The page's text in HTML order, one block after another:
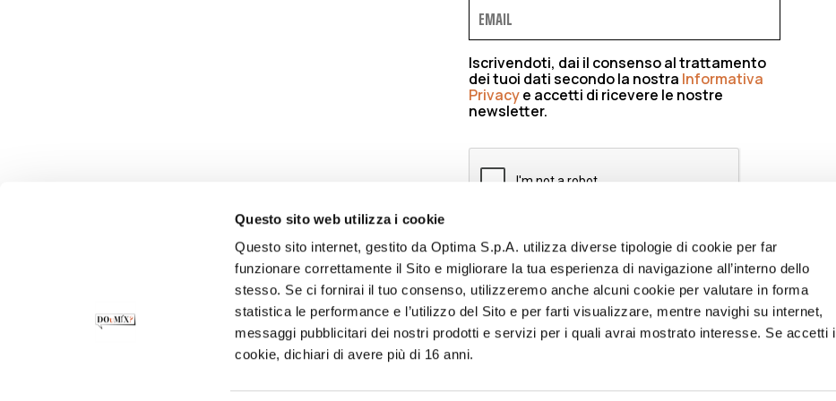
Questo sito web utilizza i cookie
Questo sito internet, gestito da Optima S.p.A. utilizza diverse tipologie di cookie per far
funzionare correttamente il Sito e migliorare la tua esperienza di navigazione all’interno dello
stesso. Se ci fornirai il tuo consenso, utilizzeremo anche alcuni cookie per valutare in forma
statistica le performance e l’utilizzo del Sito e per farti visualizzare, mentre navighi su internet,
messaggi pubblicitari dei nostri prodotti e servizi per i quali avrai mostrato interesse. Se accetti i
cookie, dichiari di avere più di 16 anni.
Iscrivendoti, dai il consenso al trattamento
dei tuoi dati secondo la nostra Informativa
Privacye accetti di ricevere le nostre
newsletter.
ISCRIVIMI
PRIVACY POLICY COOKIE POLICY CODICE ETICO
INFORMATIVA CLIENTI INFORMATIVA FORNITORI LAVORA CON NOI ENG